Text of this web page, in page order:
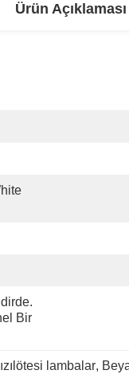
Ürün Açıklaması
Bir
lambalar,